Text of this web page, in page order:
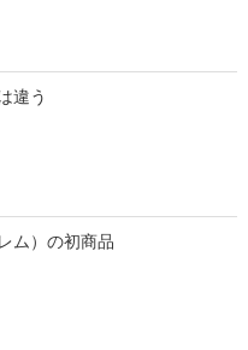
違う
ム）の初商品